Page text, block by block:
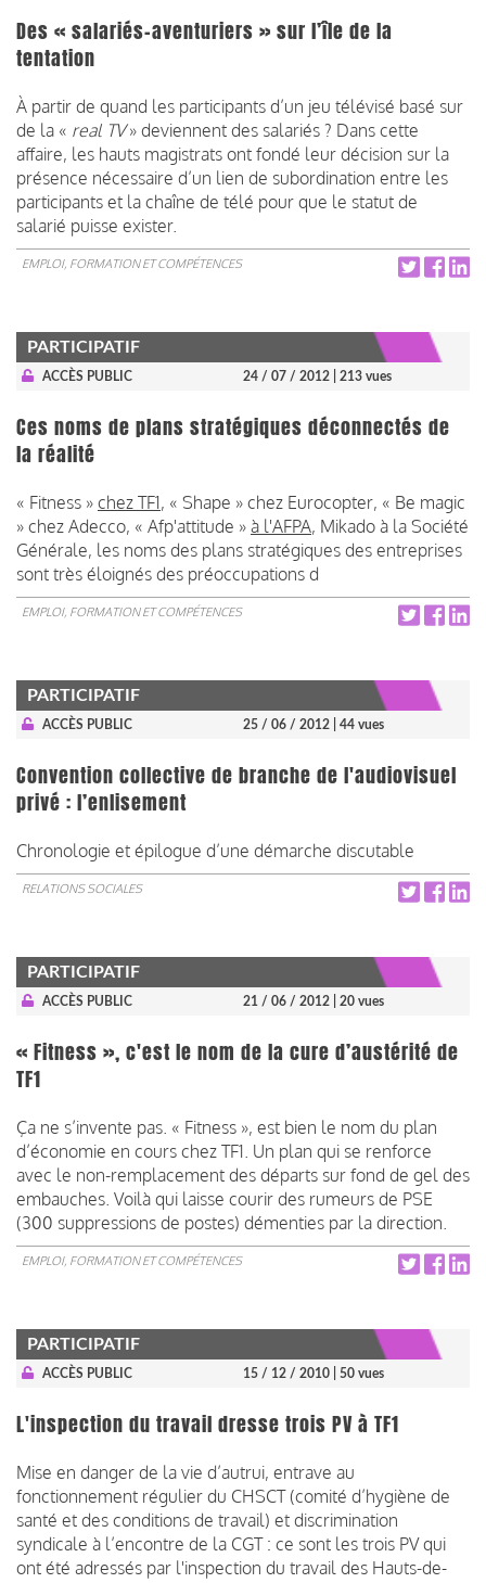
Des « salariés-aventuriers » sur l’île de la
tentation
À partir de quand les participants d’un jeu télévisé basé sur
de la « real TV» deviennent des salariés ? Dans cette
affaire, les hauts magistrats ont fondé leur décision sur la
présence nécessaire d’un lien de subordination entre les
participants et la chaîne de télé pour que le statut de
salarié puisse exister.
EMPLOI, FORMATION ET COMPÉTENCES
PARTICIPATIF
ACCÈS PUBLIC 24 / 07 / 2012 | 213 vues
Ces noms de plans stratégiques déconnectés de
la réalité
« Fitness » chez TF1, « Shape » chez Eurocopter, « Be magic
» chez Adecco, « Afp'attitude » à l'AFPA, Mikado à la Société
Générale, les noms des plans stratégiques des entreprises
sont très éloignés des préoccupations d
EMPLOI, FORMATION ET COMPÉTENCES
PARTICIPATIF
ACCÈS PUBLIC 25 / 06 / 2012 | 44 vues
Convention collective de branche de l'audiovisuel
privé : l’enlisement
Chronologie et épilogue d’une démarche discutable
RELATIONS SOCIALES
PARTICIPATIF
ACCÈS PUBLIC 21 / 06 / 2012 | 20 vues
« Fitness », c'est le nom de la cure d’austérité de
TF1
Ça ne s’invente pas. « Fitness », est bien le nom du plan
d’économie en cours chez TF1. Un plan qui se renforce
avec le non-remplacement des départs sur fond de gel des
embauches. Voilà qui laisse courir des rumeurs de PSE
(300 suppressions de postes) démenties par la direction.
EMPLOI, FORMATION ET COMPÉTENCES
PARTICIPATIF
ACCÈS PUBLIC 15 / 12 / 2010 | 50 vues
L'inspection du travail dresse trois PV à TF1
Mise en danger de la vie d’autrui, entrave au
fonctionnement régulier du CHSCT (comité d’hygiène de
santé et des conditions de travail) et discrimination
syndicale à l’encontre de la CGT : ce sont les trois PV qui
ont été adressés par l'inspection du travail des Hauts-de-